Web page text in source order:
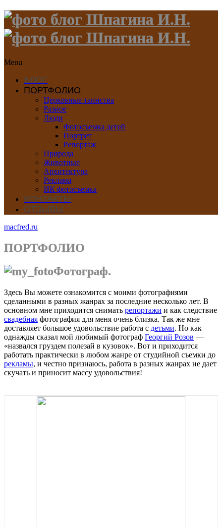
Menu
БЛОГ
ПОРТФОЛИО
Церковные таинства
Разное
Люди
Фотосъемка детей
Портрет
Репортаж
Природа
Животные
Архитектура
Реклама
ИК фотосъемка
КОНТАКТЫ
ОТЗЫВЫ
macfred.ru
ПОРТФОЛИО
Фотограф.
Здесь Вы можете ознакомится с моими фотографиями
сделанными в разных жанрах за последние несколько лет. В
основном мне приходится снимать репортажи и как следствие
свадебная фотография для меня очень близка. Так же мне
доставляет большое удовольствие работа с детьми. Но как
однажды сказал мой любимый фотограф Георгий Розов —
«назвался груздем полезай в кузовок». Вот и приходится
работать практически в любом жанре от студийной съемки до
рекламы, и честно признаюсь, работа в разных жанрах не дает
скучать и приносит массу удовольствия!